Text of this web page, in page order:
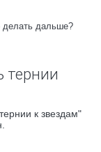
делать дальше?
тернии
к звездам"